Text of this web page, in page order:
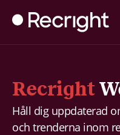
Recright
Håll dig uppdaterad
och trenderna inom